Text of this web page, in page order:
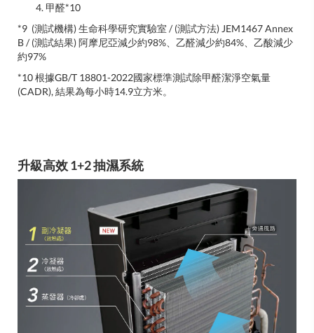
甲醛*10
*9 (測試機構) 生命科學研究實驗室 / (測試方法) JEM1467 Annex
B / (測試結果) 阿摩尼亞減少約98%、乙醛減少約84%、乙酸減少
約97%
*10 根據GB/T 18801-2022國家標準測試除甲醛潔淨空氣量
(CADR), 結果為每小時14.9立方米。
升級高效 1+2 抽濕系統